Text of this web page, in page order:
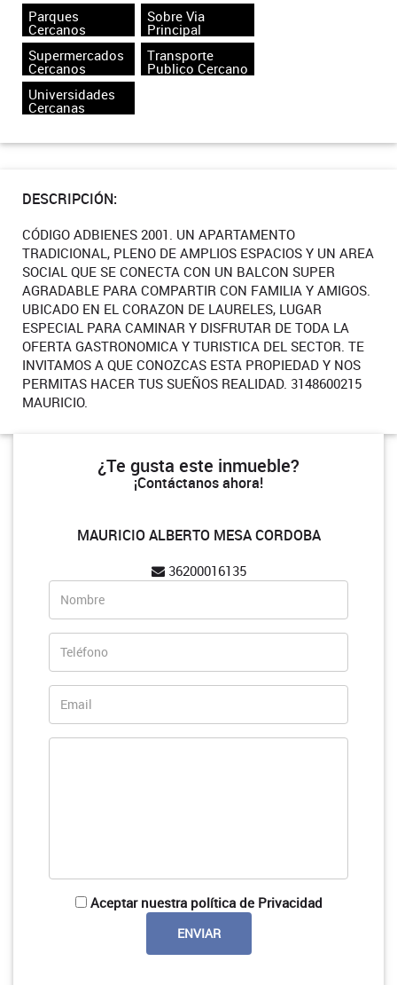
Parques
Cercanos
Sobre Via
Principal
Supermercados
Cercanos
Transporte
Publico Cercano
Universidades
Cercanas
DESCRIPCIÓN:
CÓDIGO ADBIENES 2001. UN APARTAMENTO
TRADICIONAL, PLENO DE AMPLIOS ESPACIOS Y UN AREA
SOCIAL QUE SE CONECTA CON UN BALCON SUPER
AGRADABLE PARA COMPARTIR CON FAMILIA Y AMIGOS.
UBICADO EN EL CORAZON DE LAURELES, LUGAR
ESPECIAL PARA CAMINAR Y DISFRUTAR DE TODA LA
OFERTA GASTRONOMICA Y TURISTICA DEL SECTOR. TE
INVITAMOS A QUE CONOZCAS ESTA PROPIEDAD Y NOS
PERMITAS HACER TUS SUEÑOS REALIDAD. 3148600215
MAURICIO.
¿Te gusta este inmueble?
¡Contáctanos ahora!
MAURICIO ALBERTO MESA CORDOBA
36200016135
Aceptar nuestra política de Privacidad